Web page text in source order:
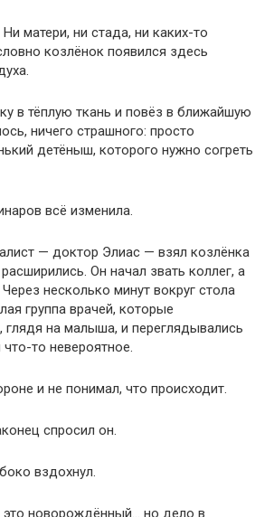
матери, ни стада, ни каких-то
козлёнок появился здесь
в тёплую ткань и повёз в ближайшую
ничего страшного: просто
детёныш, которого нужно согреть
всё изменила.
— доктор Элиас — взял козлёнка
Он начал звать коллег, а
несколько минут вокруг стола
группа врачей, которые
глядя на малыша, и переглядывались
то невероятное.
и не понимал, что происходит.
спросил он.
вздохнул.
новорождённый… но дело в